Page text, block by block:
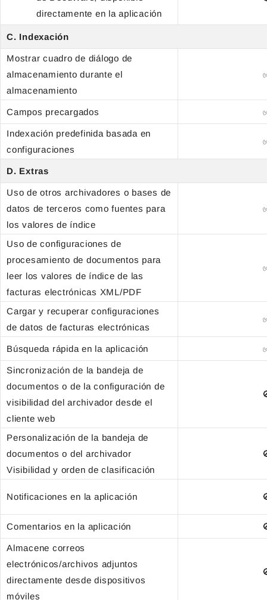
directamente en la aplicación
C. Indexación
Mostrar cuadro de diálogo de
almacenamiento durante el
almacenamiento
Campos precargados
Indexación predefinida basada en
configuraciones
D. Extras
Uso de otros archivadores o bases de
datos de terceros como fuentes para
los valores de índice
Uso de configuraciones de
procesamiento de documentos para
leer los valores de índice de las
facturas electrónicas XML/PDF
Cargar y recuperar configuraciones
de datos de facturas electrónicas
Búsqueda rápida en la aplicación
Sincronización de la bandeja de
documentos o de la configuración de
visibilidad del archivador desde el
cliente web
Personalización de la bandeja de
documentos o del archivador
Visibilidad y orden de clasificación
Notificaciones en la aplicación
Comentarios en la aplicación
Almacene correos
electrónicos/archivos adjuntos
directamente desde dispositivos
móviles